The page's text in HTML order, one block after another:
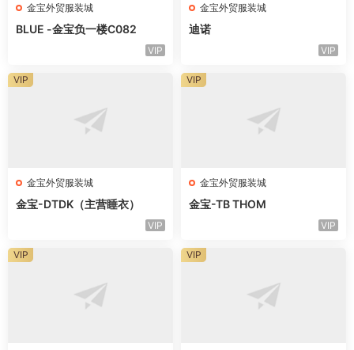
金宝外贸服装城
BLUE -金宝负一楼C082
VIP
金宝外贸服装城
迪诺
VIP
金宝外贸服装城
金宝-DTDK（主营睡衣）
VIP
VIP
金宝外贸服装城
金宝-TB THOM
VIP
VIP
VIP VIP